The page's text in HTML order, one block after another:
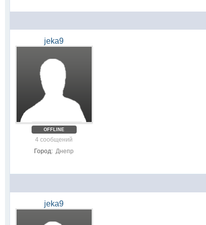
jeka9
OFFLINE
4 сообщений
Город: Днепр
jeka9